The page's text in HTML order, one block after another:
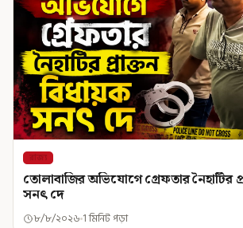
রাজ্য
তোলাবাজির অভিযোগে গ্রেফতার নৈহাটির
সনৎ দে
৮/৮/২০২৬ 1 মিনিট পড়া